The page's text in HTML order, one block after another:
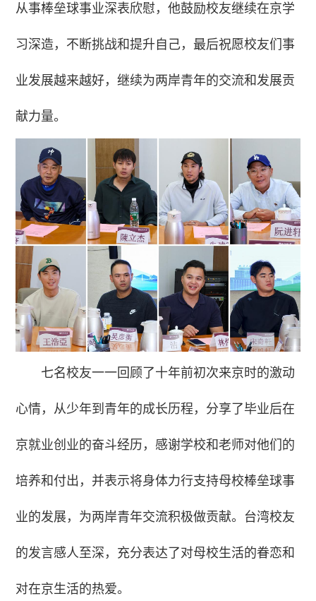
从事棒垒球事业深表欣慰，他鼓励校友继续在京学
习深造，不断挑战和提升自己，最后祝愿校友们事
业发展越来越好，继续为两岸青年的交流和发展贡
献力量。
七名校友一一回顾了十年前初次来京时的激动
心情，从少年到青年的成长历程，分享了毕业后在
京就业创业的奋斗经历，感谢学校和老师对他们的
培养和付出，并表示将身体力行支持母校棒垒球事
业的发展，为两岸青年交流积极做贡献。台湾校友
的发言感人至深，充分表达了对母校生活的眷恋和
对在京生活的热爱。